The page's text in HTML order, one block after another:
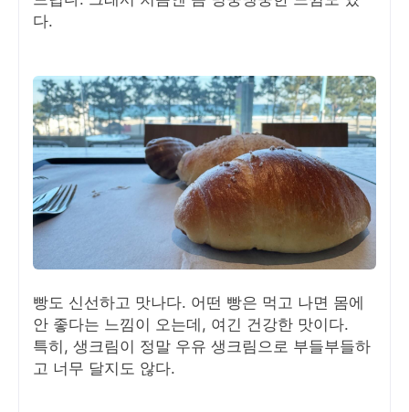
다.
빵도 신선하고 맛나다. 어떤 빵은 먹고 나면 몸에
안 좋다는 느낌이 오는데, 여긴 건강한 맛이다.
특히, 생크림이 정말 우유 생크림으로 부들부들하
고 너무 달지도 않다.